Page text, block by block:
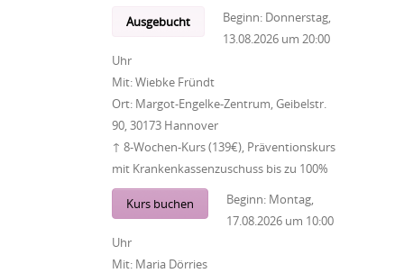
Ausgebucht Beginn: Donnerstag,
13.08.2026 um 20:00
Uhr
Mit:Wiebke Fründt
Ort: Margot-Engelke-Zentrum, Geibelstr.
90, 30173 Hannover
↑ 8-Wochen-Kurs (139€), Präventionskurs
mit Krankenkassenzuschuss bis zu 100%
Kurs buchen Beginn: Montag,
17.08.2026 um 10:00
Uhr
Mit: Maria Dörries